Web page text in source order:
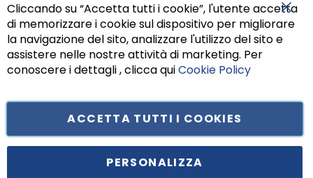
Principe di Piemonte 199, cap. 80026 Casoria (NA) - C.F. 05834470634 -
Cliccando su “Accetta tutti i cookie”, l'utente accetta
di memorizzare i cookie sul dispositivo per migliorare
la navigazione del sito, analizzare l'utilizzo del sito e
assistere nelle nostre attività di marketing. Per
conoscere i dettagli , clicca quiCookie Policy
ACCETTA TUTTI I COOKIES
PERSONALIZZA